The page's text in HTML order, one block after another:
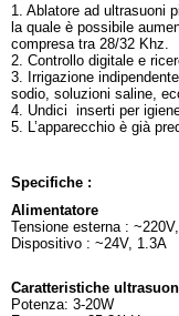
1. Ablatore ad ultrasuoni
la quale è possibile
compresa tra 28/32 Khz.
2. Controllo digitale e
3. Irrigazione
sodio, soluzioni saline,
4. Undici inserti per
5. L’apparecchio è già
Specifiche :
Alimentatore
Tensione esterna :
Dispositivo : ~24V, 1.3A
Caratteristiche
Potenza: 3-20W